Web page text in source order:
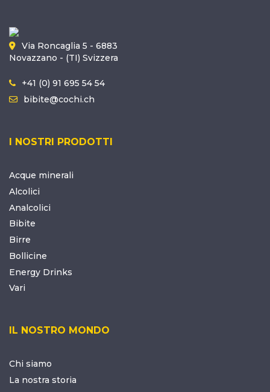
Via Roncaglia 5 - 6883
Novazzano - (TI) Svizzera
+41 (0) 91 695 54 54
bibite@cochi.ch
I NOSTRI PRODOTTI
Acque minerali
Alcolici
Analcolici
Bibite
Birre
Bollicine
Energy Drinks
Vari
IL NOSTRO MONDO
Chi siamo
La nostra storia